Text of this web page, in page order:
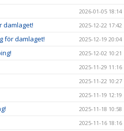
2026-01-05 18:14
damlaget! 2025-12-22 17:42
för damlaget! 2025-12-19 20:04
2025-12-02 10:21
2025-11-29 11:16
2025-11-22 10:27
2025-11-19 12:19
2025-11-18 10:58
2025-11-16 18:16